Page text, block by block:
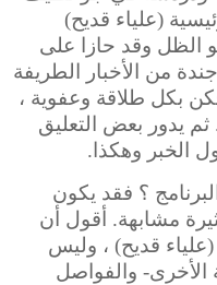
(علياء قديح)
الظل وقد حازا على
من الأخبار الطريفة
بكل طلاقة وعفوية ،
يدور بعض التعليق
الخبر وهكذا.
؟ فقد يكون
مشابهة. أقول أن
قديح) ، وليس
والفواصل